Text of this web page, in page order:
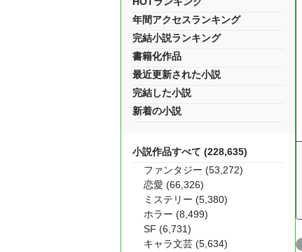
年間アクセスランキング
完結小説ランキング
書籍化作品
最近更新された小説
完結した小説
新着の小説
小説作品すべて (228,635)
ファンタジー (53,272)
恋愛 (66,326)
ミステリー (5,380)
ホラー (8,499)
SF (6,731)
キャラ文芸 (5,634)